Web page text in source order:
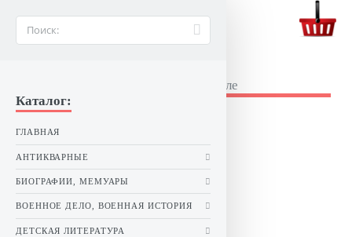
Букинистические книги в Ставрополе
Каталог:
ГЛАВНАЯ
АНТИКВАРНЫЕ
БИОГРАФИИ, МЕМУАРЫ
ВОЕННОЕ ДЕЛО, ВОЕННАЯ ИСТОРИЯ
ДЕТСКАЯ ЛИТЕРАТУРА